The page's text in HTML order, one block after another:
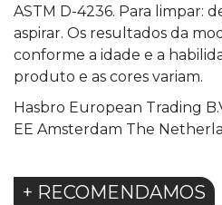
ASTM D-4236. Para limpar:
aspirar. Os resultados da
conforme a idade e a
produto e as cores variam.
Hasbro European Trading
EE Amsterdam The
+ RECOMENDAMOS